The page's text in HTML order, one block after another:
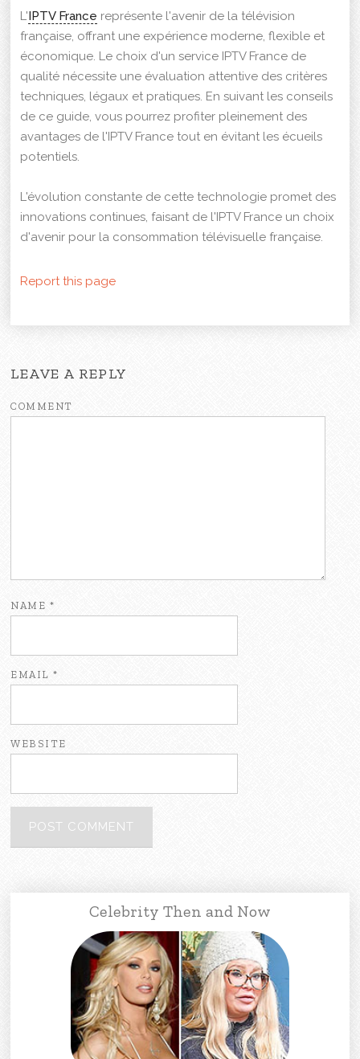
L'IPTV France représente l'avenir de la télévision
française, offrant une expérience moderne, flexible et
économique. Le choix d'un service IPTV France de
qualité nécessite une évaluation attentive des critères
techniques, légaux et pratiques. En suivant les conseils
de ce guide, vous pourrez profiter pleinement des
avantages de l'IPTV France tout en évitant les écueils
potentiels.
L'évolution constante de cette technologie promet des
innovations continues, faisant de l'IPTV France un choix
d'avenir pour la consommation télévisuelle française.
Report this page
LEAVE A REPLY
COMMENT
NAME *
EMAIL*
WEBSITE
Celebrity Then and Now